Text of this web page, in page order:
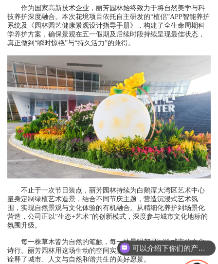
作为国家高新技术企业，丽芳园林始终致力于将自然美学与科
技养护深度融合。本次花境项目依托自主研发的“植侣”APP智能养护
系统及《园林园艺健康景观设计指导手册》，构建了全生命周期科
学养护方案，确保景观在五一假期及后续时段持续呈现最佳状态，
真正做到“瞬时惊艳”与“持久活力”的兼得。
不止于一次节日装点，丽芳园林持续为白鹅潭大湾区艺术中心
量身定制绿植艺术造景，结合不同节庆主题，营造沉浸式艺术氛
围，实现自然景观与文化体验的有机融合。从精细化养护到场景化
营造，公司正以“生态+艺术”的创新模式，深度参与城市文化地标的
氛围升级。
每一株草木皆为自然的笔触，每一处景观都是写给城市的文化
诗行。丽芳园林用这场生动的空间实践，不仅完成了视觉焕新，更
诠释了城市、人文与自然和谐共生的美好愿景。
可以介绍下你们的产品么？